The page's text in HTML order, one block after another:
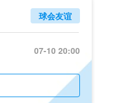
球会友谊
07-10 20:00